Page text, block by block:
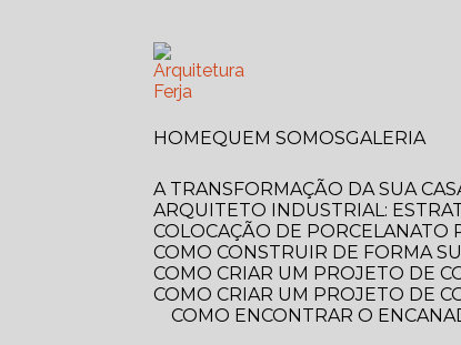
HOME QUEM SOMOS
GALERIA
A TRANSFORMAÇÃO DA SUA
ARQUITETO INDUSTRIAL:
COLOCAÇÃO DE PORCELANATO
COMO CONSTRUIR DE FORMA
COMO CRIAR UM PROJETO DE
COMO CRIAR UM PROJETO DE
COMO ENCONTRAR O ENCANADOR MAIS PRÓXIMO DE VOCÊ? GUIA COMPLETO PARA RESOLVER SEUS PROBLEMAS